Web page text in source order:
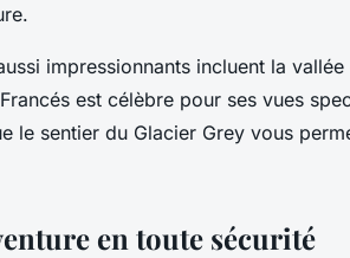
impressionnants incluent la
est célèbre pour ses vues
le sentier du Glacier Grey vous
en toute sécurité